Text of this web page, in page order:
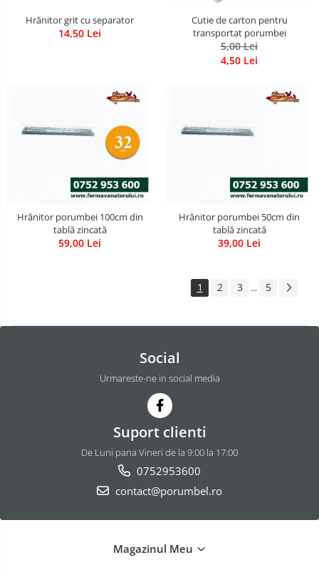
Hrănitor grit cu separator
14,50 Lei
Cutie de carton pentru
transportat porumbei
5,00 Lei
4,50 Lei
Hrănitor porumbei 100cm din
tablă zincată
59,00 Lei
Hrănitor porumbei 50cm din
tablă zincată
39,00 Lei
1 2 3 ... 5
Social
Urmareste-ne in social media
Suport clienti
De Luni pana Vineri de la 9:00 la 17:00
0752953600
contact@porumbel.ro
Magazinul Meu